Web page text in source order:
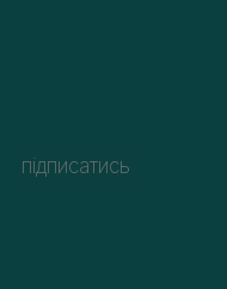
підписатись